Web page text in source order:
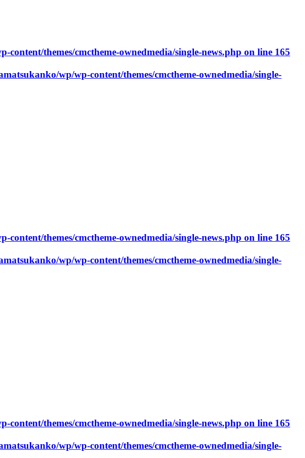
themes/cmctheme-ownedmedia/single-news.php on line 165
wp/wp-content/themes/cmctheme-ownedmedia/single-
themes/cmctheme-ownedmedia/single-news.php on line 165
wp/wp-content/themes/cmctheme-ownedmedia/single-
themes/cmctheme-ownedmedia/single-news.php on line 165
wp/wp-content/themes/cmctheme-ownedmedia/single-